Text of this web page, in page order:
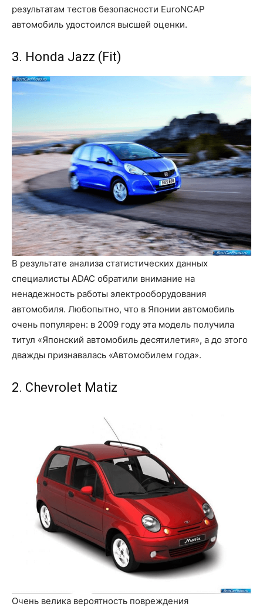
результатам тестов безопасности EuroNCAP
автомобиль удостоился высшей оценки.
3. Honda Jazz (Fit)
В результате анализа статистических данных
специалисты ADAC обратили внимание на
ненадежность работы электрооборудования
автомобиля. Любопытно, что в Японии автомобиль
очень популярен: в 2009 году эта модель получила
титул «Японский автомобиль десятилетия», а до этого
дважды признавалась «Автомобилем года».
2. Chevrolet Matiz
Очень велика вероятность повреждения